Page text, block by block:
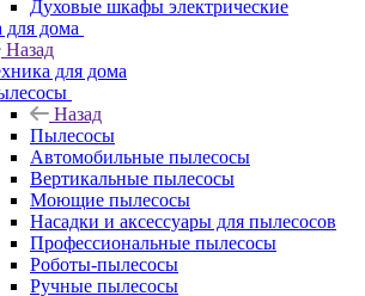
Духовые шкафы электрические
для дома
Назад
для дома
Назад
Пылесосы
Автомобильные пылесосы
Вертикальные пылесосы
Моющие пылесосы
Насадки и аксессуары для пылесосов
Профессиональные пылесосы
Роботы-пылесосы
Ручные пылесосы